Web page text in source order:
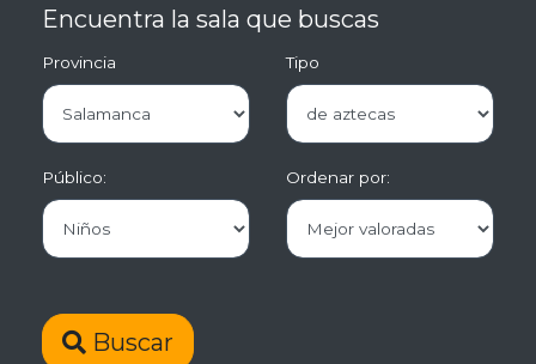
Encuentra la sala que buscas
Provincia Tipo
Público: Ordenar por:
Buscar